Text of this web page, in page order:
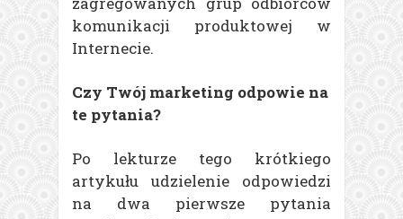
komunikacji produktowej w
Internecie.
Czy Twój marketing odpowie na
te pytania?
Po lekturze tego krótkiego
artykułu udzielenie odpowiedzi
na dwa pierwsze pytania